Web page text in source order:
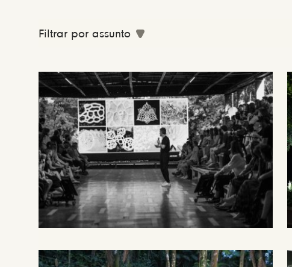
Filtrar por assunto